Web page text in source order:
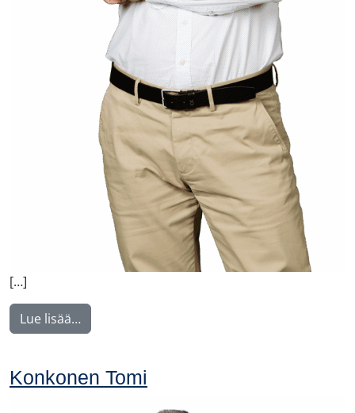
[…]
Lue lisää…
Konkonen Tomi